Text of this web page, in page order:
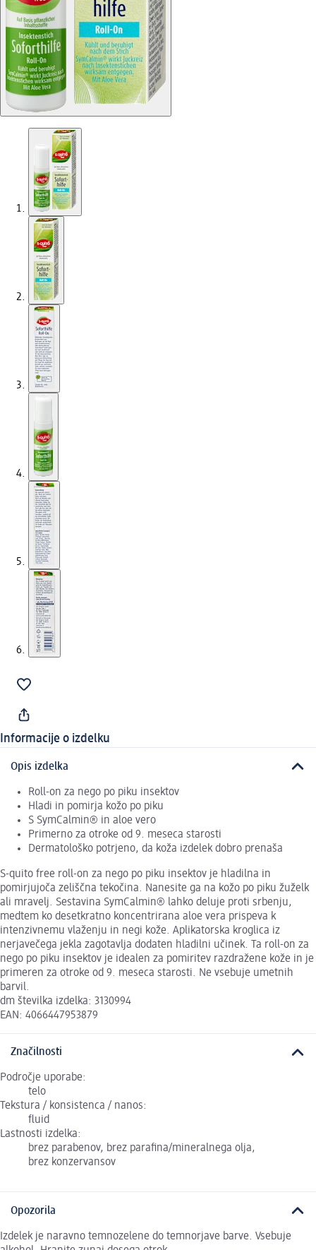
Informacije o izdelku
Opis izdelka
Roll-on za nego po piku insektov
Hladi in pomirja kožo po piku
S SymCalmin® in aloe vero
Primerno za otroke od 9. meseca starosti
Dermatološko potrjeno, da koža izdelek dobro prenaša
S-quito free roll-on za nego po piku insektov je hladilna in
pomirjujoča zeliščna tekočina. Nanesite ga na kožo po piku žuželk
ali mravelj. Sestavina SymCalmin® lahko deluje proti srbenju,
medtem ko desetkratno koncentrirana aloe vera prispeva k
intenzivnemu vlaženju in negi kože. Aplikatorska kroglica iz
nerjavečega jekla zagotavlja dodaten hladilni učinek. Ta roll-on za
nego po piku insektov je idealen za pomiritev razdražene kože in je
primeren za otroke od 9. meseca starosti. Ne vsebuje umetnih
barvil.
dm številka izdelka: 3130994
EAN: 4066447953879
Značilnosti
Področje uporabe:
telo
Tekstura / konsistenca / nanos:
fluid
Lastnosti izdelka:
brez parabenov, brez parafina/mineralnega olja,
brez konzervansov
Opozorila
Izdelek je naravno temnozelene do temnorjave barve. Vsebuje